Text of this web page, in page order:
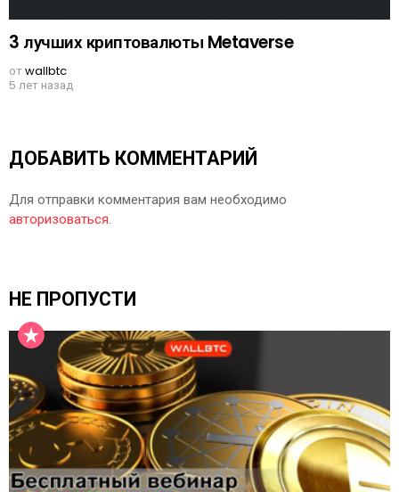
3 лучших криптовалюты Metaverse
отwallbtc
5 лет назад
ДОБАВИТЬ КОММЕНТАРИЙ
Для отправки комментария вам необходимо
авторизоваться.
НЕ ПРОПУСТИ